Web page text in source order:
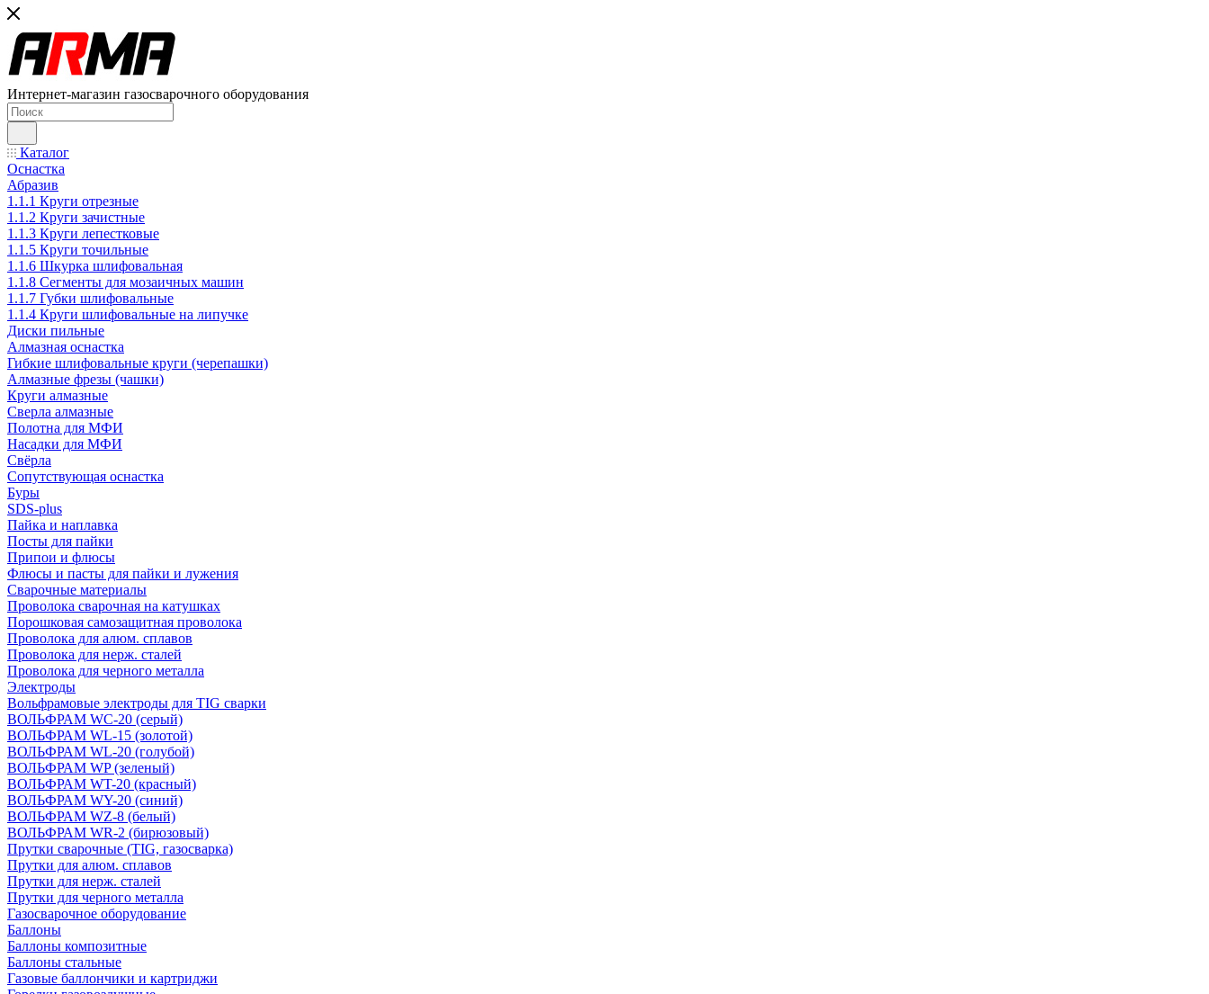
Интернет-магазин газосварочного оборудования
Каталог
Оснастка
Абразив
1.1.1 Круги отрезные
1.1.2 Круги зачистные
1.1.3 Круги лепестковые
1.1.5 Круги точильные
1.1.6 Шкурка шлифовальная
1.1.8 Сегменты для мозаичных машин
1.1.7 Губки шлифовальные
1.1.4 Круги шлифовальные на липучке
Диски пильные
Алмазная оснастка
Гибкие шлифовальные круги (черепашки)
Алмазные фрезы (чашки)
Круги алмазные
Сверла алмазные
Полотна для МФИ
Насадки для МФИ
Свёрла
Сопутствующая оснастка
Буры
SDS-plus
Пайка и наплавка
Посты для пайки
Припои и флюсы
Флюсы и пасты для пайки и лужения
Сварочные материалы
Проволока сварочная на катушках
Порошковая самозащитная проволока
Проволока для алюм. сплавов
Проволока для нерж. сталей
Проволока для черного металла
Электроды
Вольфрамовые электроды для TIG сварки
ВОЛЬФРАМ WC-20 (серый)
ВОЛЬФРАМ WL-15 (золотой)
ВОЛЬФРАМ WL-20 (голубой)
ВОЛЬФРАМ WP (зеленый)
ВОЛЬФРАМ WT-20 (красный)
ВОЛЬФРАМ WY-20 (синий)
ВОЛЬФРАМ WZ-8 (белый)
ВОЛЬФРАМ WR-2 (бирюзовый)
Прутки сварочные (TIG, газосварка)
Прутки для алюм. сплавов
Прутки для нерж. сталей
Прутки для черного металла
Газосварочное оборудование
Баллоны
Баллоны композитные
Баллоны стальные
Газовые баллончики и картриджи